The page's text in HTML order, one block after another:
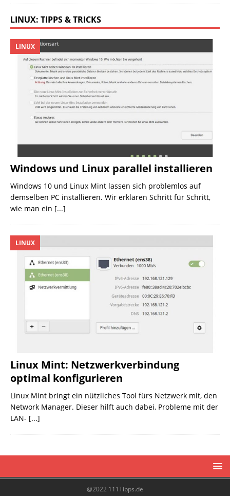
LINUX: TIPPS & TRICKS
Windows und Linux parallel installieren
LINUX
Windows 10 und Linux Mint lassen sich problemlos auf
demselben PC installieren. Wir erklären Schritt für Schritt,
wie man ein [...]
Linux Mint: Netzwerkverbindung
optimal konfigurieren
LINUX
Linux Mint bringt ein nützliches Tool fürs Netzwerk mit, den
Network Manager. Dieser hilft auch dabei, Probleme mit der
LAN- [...]
@2022 111Tipps.de